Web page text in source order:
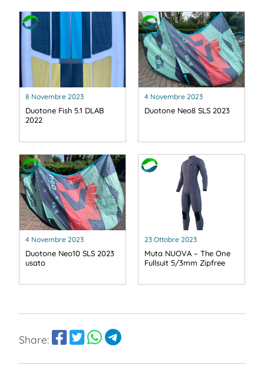
8 Novembre 2023
Duotone Fish 5.1 DLAB
2022
4 Novembre 2023
Duotone Neo8 SLS 2023
4 Novembre 2023
Duotone Neo10 SLS 2023
usato
23 Ottobre 2023
Muta NUOVA – The One
Fullsuit 5/3mm Zipfree
Share: